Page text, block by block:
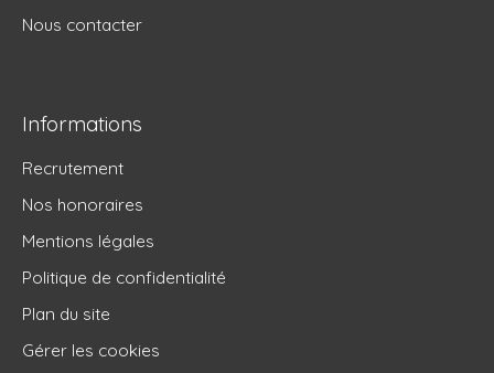
Nous contacter
Informations
Recrutement
Nos honoraires
Mentions légales
Politique de confidentialité
Plan du site
Gérer les cookies